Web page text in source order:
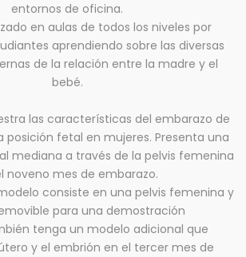
entornos de oficina.
en aulas de todos los niveles por
aprendiendo sobre las diversas
de la relación entre la madre y el
bebé.
las características del embarazo de
posición fetal en mujeres. Presenta una
mediana a través de la pelvis femenina
noveno mes de embarazo.
consiste en una pelvis femenina y
para una demostración
tenga un modelo adicional que
y el embrión en el tercer mes de